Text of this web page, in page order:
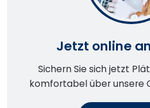
Jetzt online
Sichern Sie sich jetzt
komfortabel über unsere